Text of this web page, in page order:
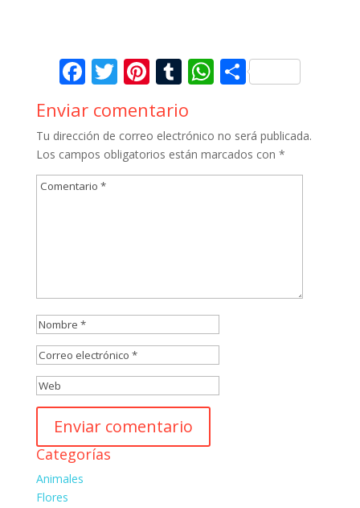
Facebook
Twitter
Pinterest
Tumblr
WhatsApp
Enviar comentario
Tu dirección de correo electrónico no será publicada.
Los campos obligatorios están marcados con *
Categorías
Animales
Flores